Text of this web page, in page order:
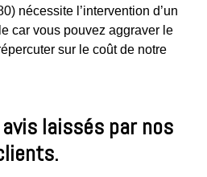
nécessite l’intervention d’un
car vous pouvez aggraver le
sur le coût de notre
laissés par nos